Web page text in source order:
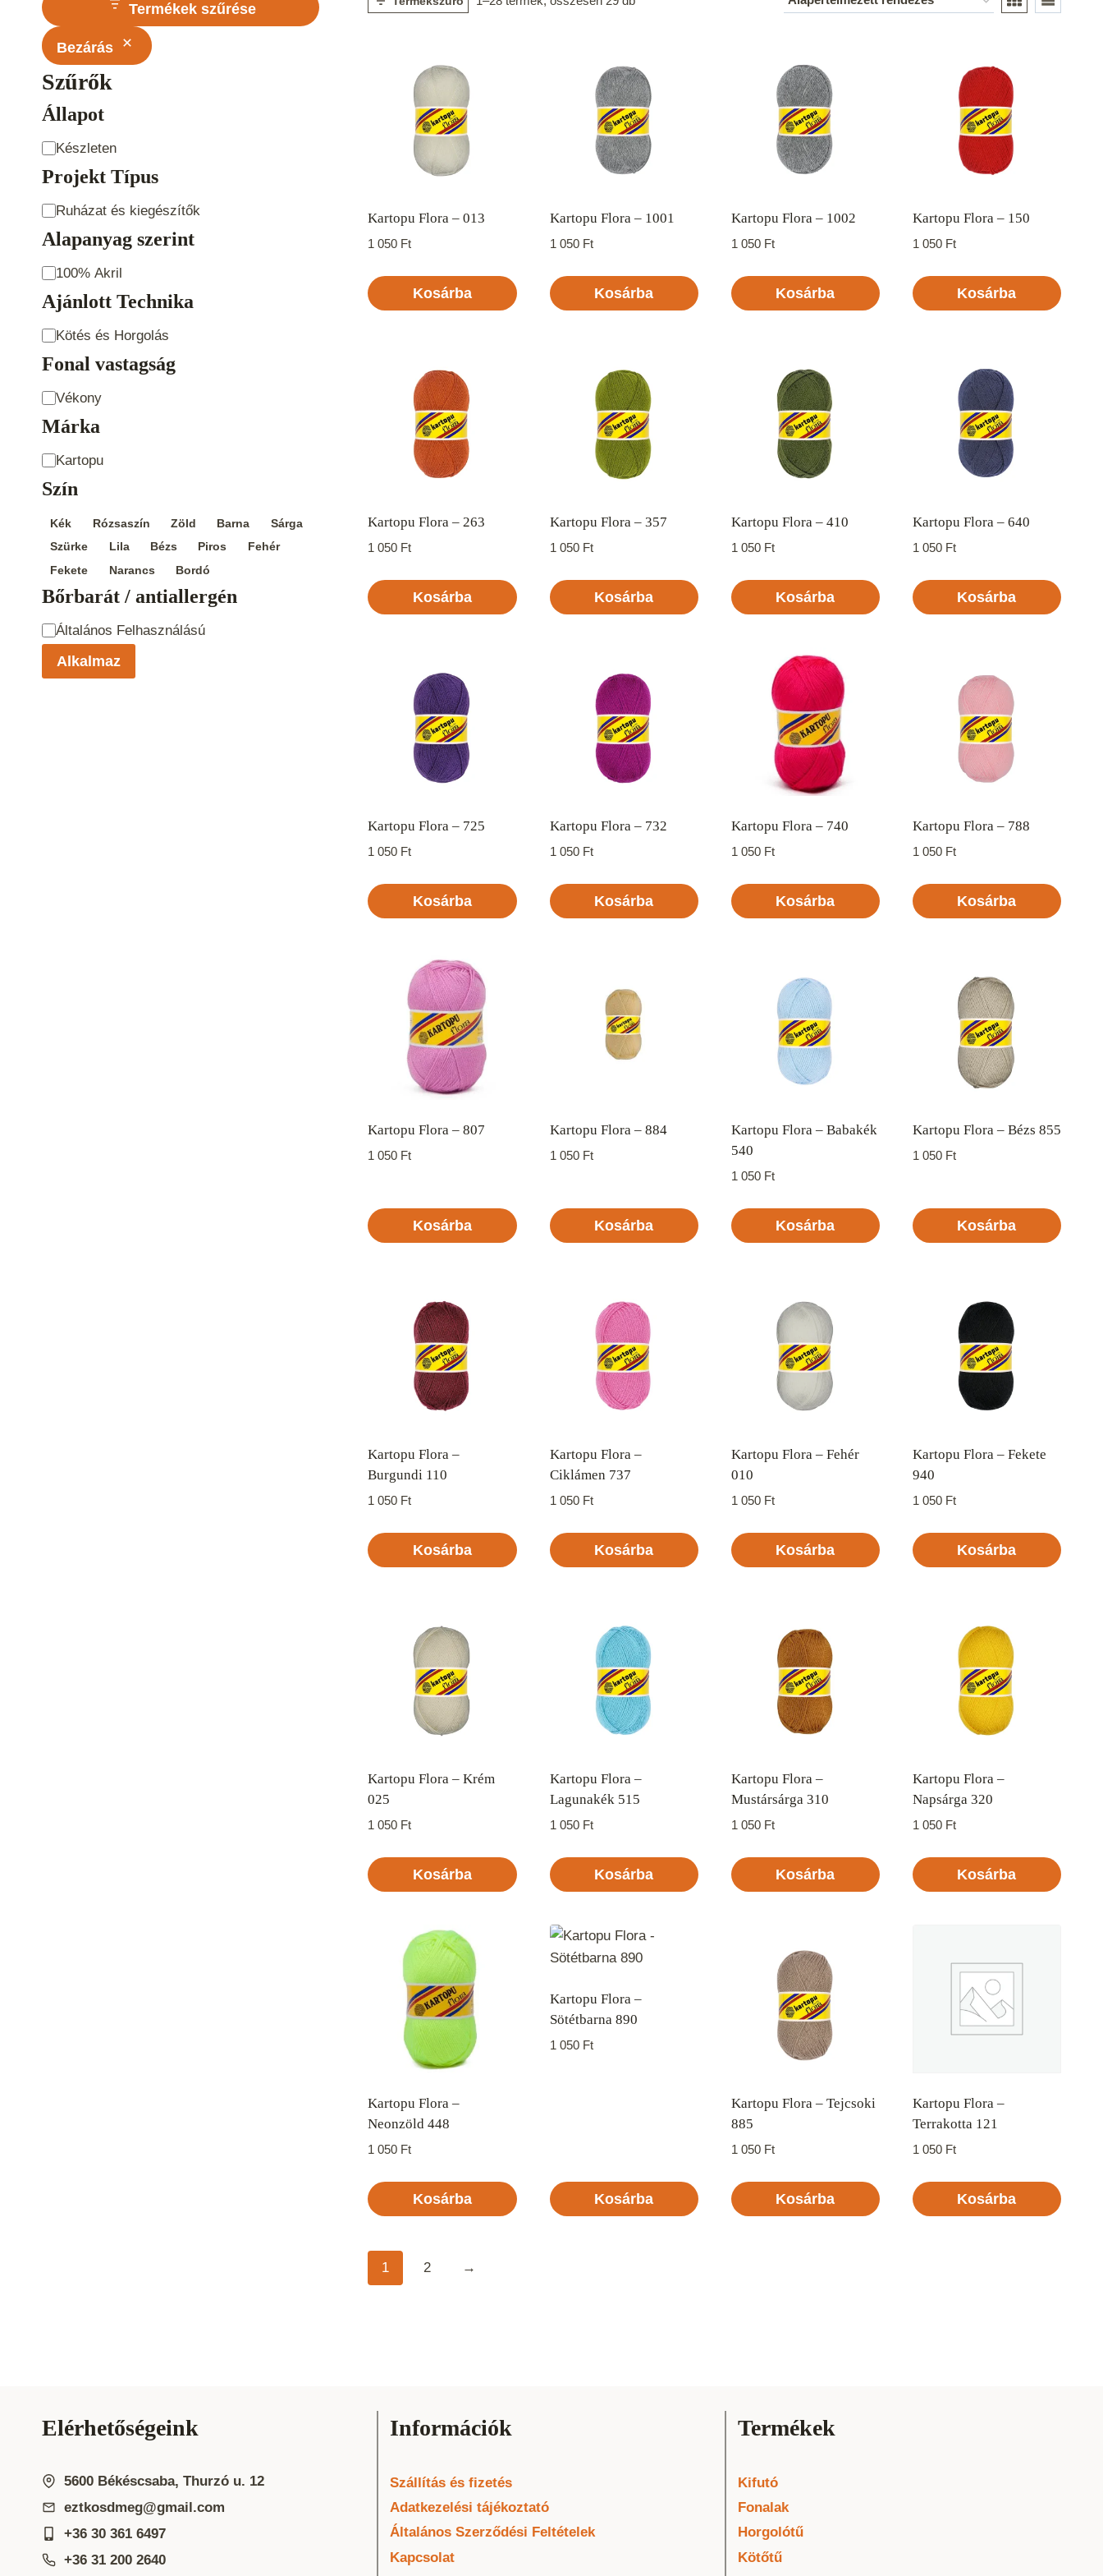
Kartopu Flora – 013
1 050 Ft
Kosárba
Kartopu Flora – 1001
1 050 Ft
Kosárba
Kartopu Flora – 1002
1 050 Ft
Kosárba
Kartopu Flora – 150
1 050 Ft
Kosárba
Kartopu Flora – 263
1 050 Ft
Kosárba
Kartopu Flora – 357
1 050 Ft
Kosárba
Kartopu Flora – 410
1 050 Ft
Kosárba
Kartopu Flora – 640
1 050 Ft
Kosárba
Kartopu Flora – 725
1 050 Ft
Kosárba
Kartopu Flora – 732
1 050 Ft
Kosárba
Kartopu Flora – 740
1 050 Ft
Kosárba
Kartopu Flora – 788
1 050 Ft
Kosárba
Kartopu Flora – 807
1 050 Ft
Kosárba
Kartopu Flora – 884
1 050 Ft
Kosárba
Kartopu Flora – Babakék
540
1 050 Ft
Kosárba
Kartopu Flora – Bézs 855
1 050 Ft
Kosárba
Kartopu Flora –
Burgundi 110
1 050 Ft
Kosárba
Kartopu Flora –
Ciklámen 737
1 050 Ft
Kosárba
Kartopu Flora – Fehér
010
1 050 Ft
Kosárba
Kartopu Flora – Fekete
940
1 050 Ft
Kosárba
Kartopu Flora – Krém
025
1 050 Ft
Kosárba
Kartopu Flora –
Lagunakék 515
1 050 Ft
Kosárba
Kartopu Flora –
Mustársárga 310
1 050 Ft
Kosárba
Kartopu Flora –
Napsárga 320
1 050 Ft
Kosárba
Kartopu Flora –
Neonzöld 448
1 050 Ft
Kosárba
Kartopu Flora –
Sötétbarna 890
1 050 Ft
Kosárba
Kartopu Flora – Tejcsoki
885
1 050 Ft
Kosárba
Kartopu Flora –
Terrakotta 121
1 050 Ft
Kosárba
1 2 →
Termékek szűrése
Bezárás
Szűrők
Állapot
Állapot
Készleten
Projekt Típus
Projekt
Típus
Ruházat és kiegészítők
Alapanyag szerint
Alapanyag
szerint
100% Akril
Ajánlott Technika
Ajánlott
Technika
Kötés és Horgolás
Fonal vastagság
Fonal
vastagság
Vékony
Márka
Product
Brand
Kartopu
Szín
Szín
Kék Rózsaszín Zöld Barna
Sárga
Szürke
Lila Bézs Piros
Fehér
Fekete
Narancs Bordó
Bőrbarát / antiallergén
Bőrbarát /
antiallergén
Általános Felhasználású
Alkalmaz
Elérhetőségeink
5600 Békéscsaba, Thurzó u. 12
eztkosdmeg@gmail.com
+36 30 361 6497
+36 31 200 2640
Információk
Szállítás és fizetés
Adatkezelési tájékoztató
Általános Szerződési Feltételek
Kapcsolat
Termékek
Kifutó
Fonalak
Horgolótű
Kötőtű